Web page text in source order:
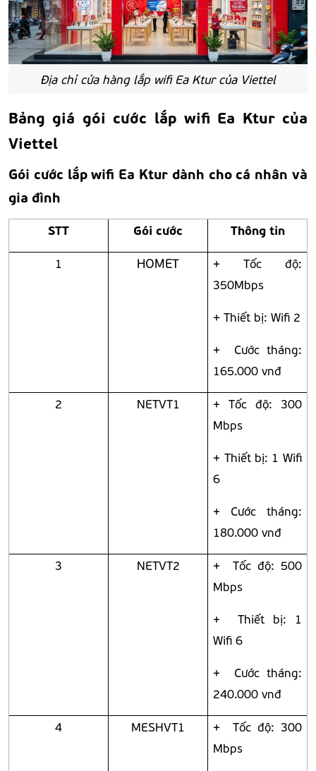
Địa chỉ cửa hàng lắp wifi Ea Ktur của Viettel
Bảng giá gói cước lắp wifi Ea Ktur của
Viettel
Gói cước lắp wifi Ea Ktur dành cho cá nhân và
gia đình
STT Gói cước Thông tin
1 HOMET
+ Tốc độ:
350Mbps
+ Thiết bị: Wifi 2
+ Cước tháng:
165.000 vnđ
2 NETVT1
+ Tốc độ: 300
Mbps
+ Thiết bị: 1 Wifi
6
+ Cước tháng:
180.000 vnđ
3 NETVT2
+ Tốc độ: 500
Mbps
+ Thiết bị: 1
Wifi 6
+ Cước tháng:
240.000 vnđ
4 MESHVT1
+ Tốc độ: 300
Mbps